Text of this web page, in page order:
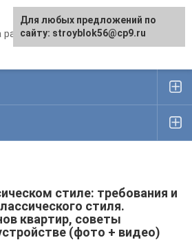
работы, изделия
стиле: требования и
стиля.
квартир, советы
(фото + видео)
Для любых предложений по
сайту: stroyblok56@cp9.ru
Для любых предложений по
сайту: stroyblok56@cp9.ru